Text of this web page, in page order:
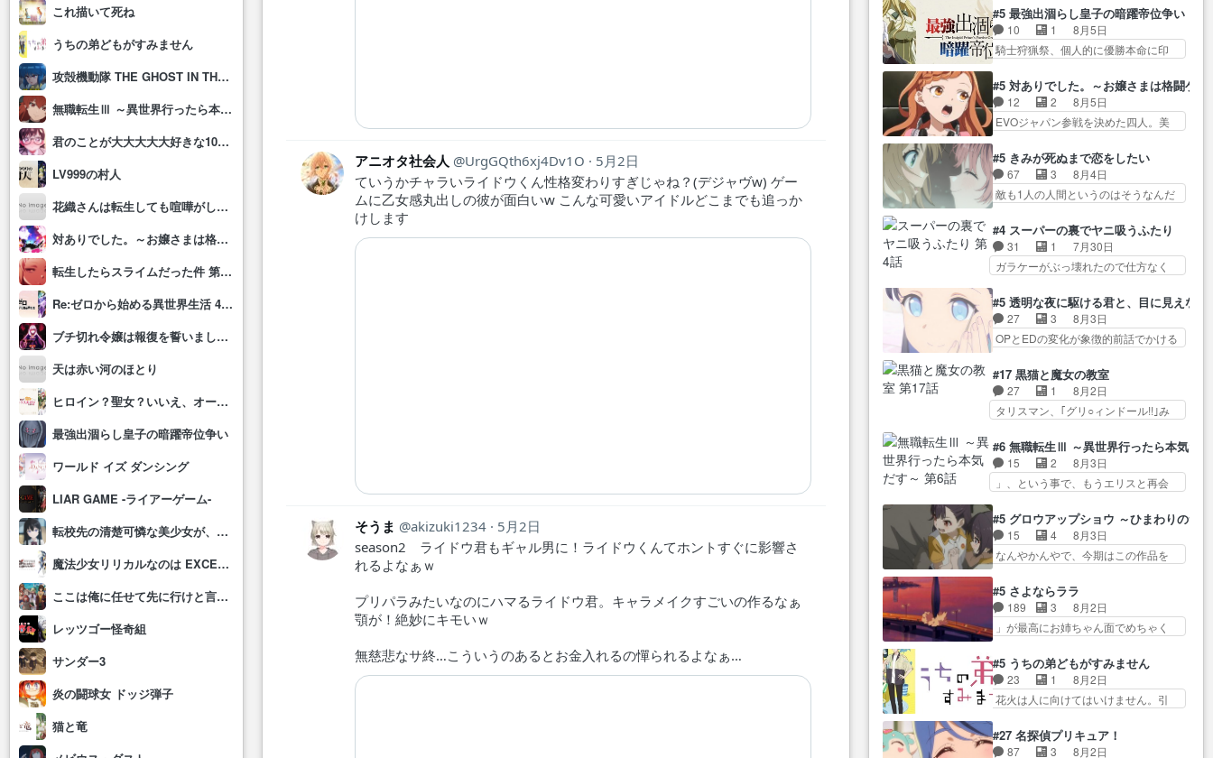
これ描いて死ね
うちの弟どもがすみません
攻殻機動隊 THE GHOST IN THE SHELL
無職転生Ⅲ ～異世界行ったら本気だす～
君のことが大大大大大好きな100人の彼女(第3期)
LV999の村人
花織さんは転生しても喧嘩がしたい
対ありでした。～お嬢さまは格闘ゲームなんてしない～
転生したらスライムだった件 第4期
Re:ゼロから始める異世界生活 4th season
ブチ切れ令嬢は報復を誓いました。 ～魔導書の力で祖国を叩き潰します～
天は赤い河のほとり
ヒロイン？聖女？いいえ、オールワークスメイドです(誇)！
最強出涸らし皇子の暗躍帝位争い
ワールド イズ ダンシング
LIAR GAME -ライアーゲーム-
転校先の清楚可憐な美少女が、昔男子と思って一緒に遊んだ幼馴染だった件
魔法少女リリカルなのは EXCEEDS Gun Blaze Vengeance
ここは俺に任せて先に行けと言ってから10年がたったら伝説になっていた。
レッツゴー怪奇組
サンダー3
炎の闘球女 ドッジ弾子
猫と竜
アニオタ社会人 UrgGQth6xj4Dv1O
5月2日
ていうかチャラいライドウくん性格変わりすぎじゃね？(デジャヴw) ゲー
ムに乙女感丸出しの彼が面白いw こんな可愛いアイドルどこまでも追っか
けします
そうま akizuki1234
5月2日
season2 ライドウ君もギャル男に！ライドウくんてホントすぐに影響さ
れるよなぁｗ
プリパラみたいなのにハマるライドウ君。キャラメイクすごいの作るなぁ
顎が！絶妙にキモいｗ
無慈悲なサ終…こういうのあるとお金入れるの憚られるよなぁ…
が暴れてると聞い… ちょっと年
齢の事を言いすぎとゆーか言い
訳… ベリルの母もやはり只者じ
ゃなかったかベリ…
が… “貧乏籤百連無料ガチャ”100
連でも1回… 2期入ってから地味
だよね。ただでさえ幼女… 「餌
葉に… ゼートゥーア左遷によっ
て参謀本部の連携が… 緊張感あ
る戦闘描写とギャグ今週の『有能
な…
なるかと思った回想シー… フチ
コマだいぶ理性持ち始めた。この世
界の… 原作読んだのもう何年も
前なのに、覚えてる… コイルの
導… やまとん1号はどこの部分で
使うのだろう？… 日本とロシア
が絡む政治の話かつ色々な用
しまし… 前回同様『イノセン
ス』を含む押井・神山版… 第５
話「EPISODEラストの母親の気持…
#5 最強出涸らし皇子の暗躍帝位争い
10 1
8月5日
騎士狩猟祭、個人的に優勝本命に印
のが面倒な時は古代魔法… エル
ナがチートすぎる笑アルは最初から
自分… プラネット・ウィズ展開
アツいな「騎士狩猟… 麦茶どこ
ぐ… 第５話をABEMAで視聴しま
した。視聴に… 復讐に燃える吸
血鬼兄弟の弟ですいいキャラ…
皇帝… ウサギ好きそうな王女殿
下がかわいい。幼馴… ついに始
まった狩猟祭。エルナの活躍で上
位…
#5 対ありでした。～お嬢さまは格闘ゲ
12 2
8月5日
EVOジャパン参戦を決めた四人。美
いと思ってた(無くて… 見た目は
気品溢れてるのに中身は…美緒マ
マ… テーマ：格ゲー大会に行く
には？感想は、美… 大会を前に
本… 東京で開催される格ゲー大
会に参加すること… Japanに向け
て外泊届にサインをもらっ… 長
よ… 旅の支度全部やってくれる
先輩、なんだかん… 第５話をｄ
アニメストアで視聴しました。視…
#5 きみが死ぬまで恋をしたい
67 3
8月4日
敵も1人の人間というのはそうなんだ
どういう意味だろうな… ミミを
人間に戻して欲しいでも自分達が代
わ… ご視聴ありがとうございま
した見るたびに切… 誰かと思っ
方… 第５話感想：コ□した相手に
も家族や…､戦… つらい回だ……
つらすぎる……。エスタ先輩…
の関係… 確かに相手にも家族や
大切な人はいるけど、… 白シャ
ツが作業着みたいなもんなんですか
ね…
#4 スーパーの裏でヤニ吸うふたり
31 1
7月30日
ガラケーがぶっ壊れたので仕方なく
年くらいに思ってたけど… やは
り出オチ感が否めず、エピソードの
打率… 田山さんが佐々木さんに
沼っていく…こんな… 佐々木さ
じ… 佐々木がガラケーからスマ
ホに変えるって、… もうドラマ
版孤独のグルメファンコンテン
佐々木さんの優しさ… 先行で見
た時より2人のやり取りに癒しを
感… ABEMA版の7〜8話佐々木が
実年齢以上…
#5 透明な夜に駆ける君と、目に見えない
27 3
8月3日
OPとEDの変化が象徴的前話でかける
った世界。どんな女… そうか、
こんな風に見えてるのかぁ。かけ
る… 完全な両片思いになりまし
たねぇ…OPとE… 余計な物は描
ん… 光も感じない完全な盲目な
んやね…おめかし… 母役に能登
さんって禁じ手使ってきたー！
て良かった本当… 股に海豚を挟
み水上バスでの会話を反芻…
恋… OPEDとも無人バージョンか
ら主人公２人…
#17 黒猫と魔女の教室
27 1
8月2日
タリスマン、｢グリ○ィンドール!!｣み
で力を合わせて倒… アリアはホ
ントスピカが大好きだよね。ツ
ン… 一等級ポテンシャルのアリ
アちゃん可愛くて… そういや、
… とうとうアリアと直接競う場
がきたこれまで… 毎度ながらの
スピカの顔面芸推しのハナち
味ダダ漏れで好き… 期末試験が
始まろうとしておりスピカは対
策… 能力鑑定胸像タリスマン氏
容姿も評価してし…
#6 無職転生Ⅲ ～異世界行ったら本気だ
15 2
8月3日
」、という事で、もうエリスと再会
てルーデウスの成長が確… 人間
関係の清算が粛々と進められている
サラ… サラとの関係に対して完
全に「昔の女」とし… ルーシー
微… サラとは会ってほしいちゃ
んとした別れ方し… サラは未練0
だと言っていたけど人の気持
モヤする別れ方だ… 役で出演さ
せていただきました！よろしく
お… 毎クールメインヒロインを
好きになっちゃう…
#5 グロウアップショウ ～ひまわりのサ
15 4
8月3日
なんやかんやで、今期はこの作品を
減らない(^_^;サ… 葵ちゃん可愛
すぎるな楠木ともりちゃんの
ね… デフォルメされた表情が特
に多かったのが印… 葵＆茜の回
ひ… 互いが互いのことを想って
いるのにすれ違っ… 第５話をｄ
アニメストアで視聴しました。
練習したい〟と言… 本当この作
品は「キャラ」を活かすのがう
#5 さよならララ
189 3
8月2日
」が最高にお姉ちゃん面でめちゃく
ラスの弁償は求められた… 逡巡
を振り切ってみんなに謝ったララの
思い… 仕事に馴染めない辺り観
ていて苦しいところ… ララちゃ
い… ララと茉里とで初のアルバ
#5 うちの弟どもがすみません
23 1
8月2日
花火は人に向けてはいけません。引
たことなかったっけ！1… ってお
名前を見たんだけどあの中村大樹さ
#27 名探偵プリキュア！
87 3
8月2日